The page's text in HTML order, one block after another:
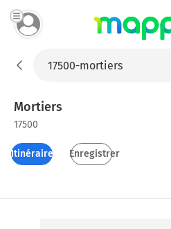
Mortiers
17500
Itinéraires Enregistrer